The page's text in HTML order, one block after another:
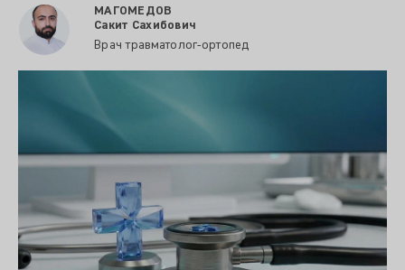
МАГОМЕДОВ
Сакит Сахибович
Врач травматолог-ортопед